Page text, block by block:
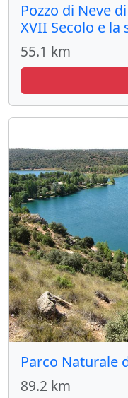
Pozzo di Neve
XVII Secolo e la
55.1 km
Parco Naturale
89.2 km